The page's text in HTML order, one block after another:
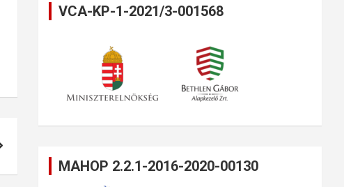
VCA-KP-1-2021/3-001568
MAHOP 2.2.1-2016-2020-00130